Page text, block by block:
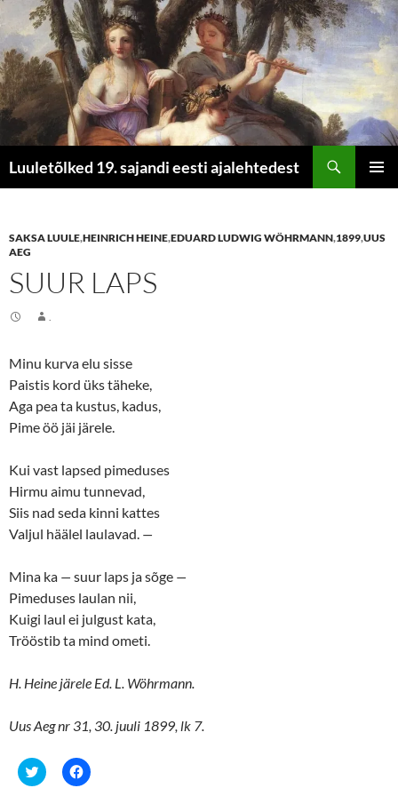
Luuletõlked 19. sajandi eesti ajalehtedest
SAKSA LUULE,HEINRICH HEINE,EDUARD LUDWIG WÖHRMANN,1899,UUS
AEG
SUUR LAPS
Minu kurva elu sisse
Paistis kord üks täheke,
Aga pea ta kustus, kadus,
Pime öö jäi järele.
Kui vast lapsed pimeduses
Hirmu aimu tunnevad,
Siis nad seda kinni kattes
Valjul häälel laulavad. —
Mina ka — suur laps ja sõge —
Pimeduses laulan nii,
Kuigi laul ei julgust kata,
Trööstib ta mind ometi.
H. Heine järele Ed. L. Wöhrmann.
Uus Aeg nr 31, 30. juuli 1899, lk 7.
C
l
C
l